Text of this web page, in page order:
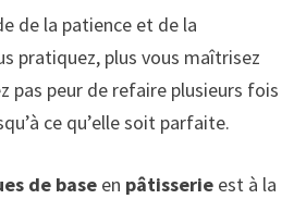
de la patience et de la
pratiquez, plus vous maîtrisez
pas peur de refaire plusieurs fois
ce qu’elle soit parfaite.
de baseen pâtisserieest à la